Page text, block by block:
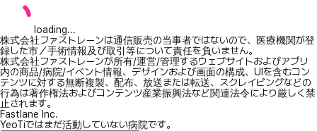
loading...
株式会社ファストレーンは通信販売の当事者ではないので、医療機関が登
録した市／手術情報及び取引等について責任を負いません。
株式会社ファストレーンが所有/運営/管理するウェブサイトおよびアプリ
内の商品/病院/イベント情報、デザインおよび画面の構成、UIを含むコン
テンツに対する無断複製、配布、放送または転送、スクレイピングなどの
行為は著作権法およびコンテンツ産業振興法など関連法令により厳しく禁
止されます。
Fastlane Inc.
YeoTiではまだ活動していない病院です。